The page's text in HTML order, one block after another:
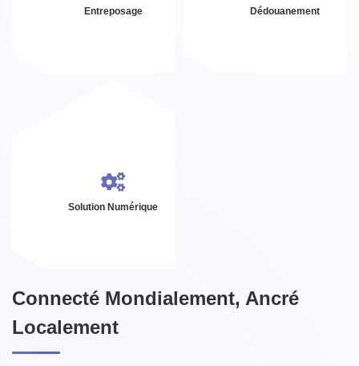
Entreposage Dédouanement
Solution Numérique
Connecté Mondialement, Ancré
Localement